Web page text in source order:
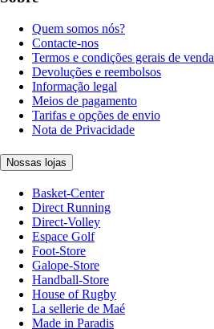
Quem somos nós?
Contacte-nos
Termos e condições gerais de venda
Devoluções e reembolsos
Informação legal
Meios de pagamento
Tarifas e opções de envio
Nota de Privacidade
Nossas lojas
Basket-Center
Direct Running
Direct-Volley
Espace Golf
Foot-Store
Galope-Store
Handball-Store
House of Rugby
La sellerie de Maé
Made in Paradis